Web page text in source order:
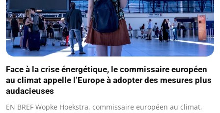
Face à la crise énergétique, le commissaire européen
au climat appelle l’Europe à adopter des mesures plus
audacieuses
EN BREF Wopke Hoekstra, commissaire européen au climat,